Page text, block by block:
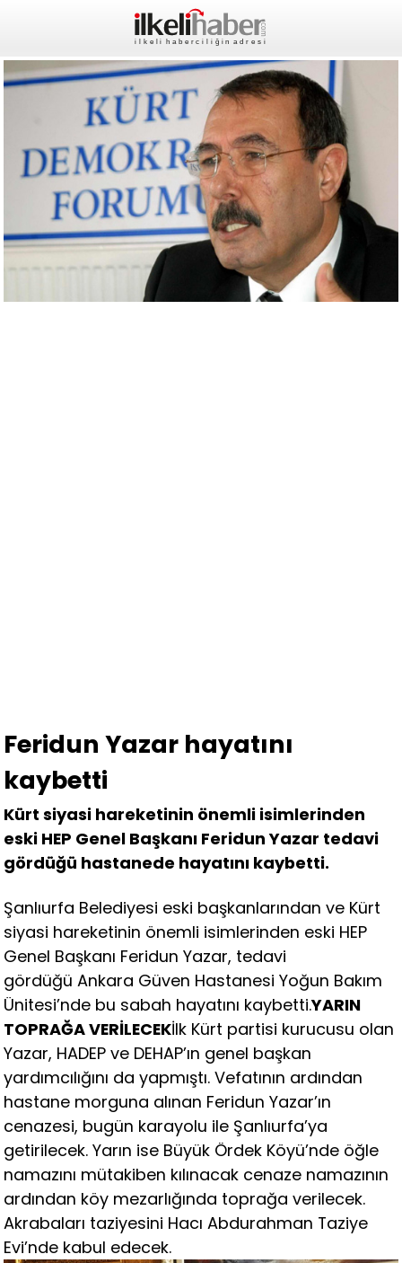
Feridun Yazar hayatını
kaybetti
Kürt siyasi hareketinin önemli isimlerinden
eski HEP Genel Başkanı Feridun Yazar tedavi
gördüğü hastanede hayatını kaybetti.
Şanlıurfa Belediyesi eski başkanlarından ve Kürt
siyasi hareketinin önemli isimlerinden eski HEP
Genel Başkanı Feridun Yazar, tedavi
gördüğü Ankara Güven Hastanesi Yoğun Bakım
Ünitesi’nde bu sabah hayatını kaybetti.YARIN
TOPRAĞA VERİLECEKİlk Kürt partisi kurucusu olan
Yazar, HADEP ve DEHAP’ın genel başkan
yardımcılığını da yapmıştı. Vefatının ardından
hastane morguna alınan Feridun Yazar’ın
cenazesi, bugün karayolu ile Şanlıurfa’ya
getirilecek. Yarın ise Büyük Ördek Köyü’nde öğle
namazını mütakiben kılınacak cenaze namazının
ardından köy mezarlığında toprağa verilecek.
Akrabaları taziyesini Hacı Abdurahman Taziye
Evi’nde kabul edecek.